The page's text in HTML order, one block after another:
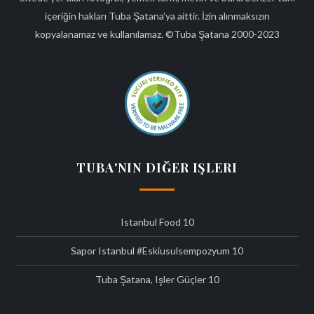
içeriğin hakları Tuba Şatana’ya aittir. İzin alınmaksızın
kopyalanamaz ve kullanılamaz. ©Tuba Şatana 2000-2023
TUBA'NIN DIĞER IŞLERI
Istanbul Food 10
Sapor Istanbul #eskiusulsempozyum 10
Tuba Şatana, Işler Güçler10